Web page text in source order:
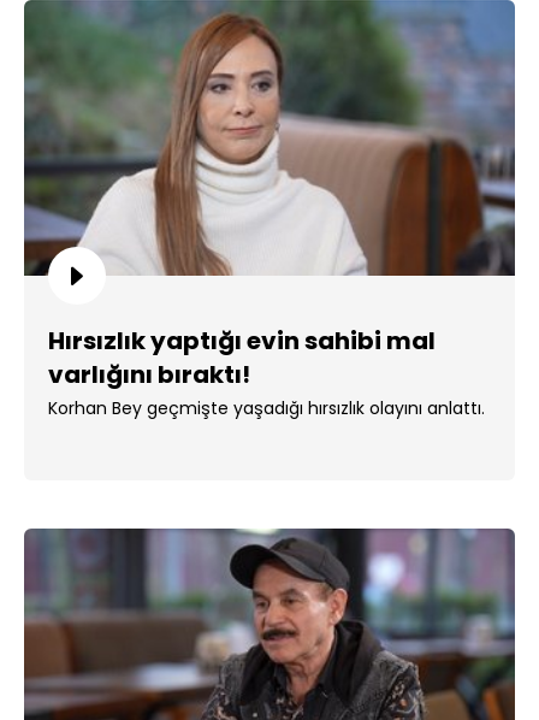
Hırsızlık yaptığı evin sahibi mal
varlığını bıraktı!
Korhan Bey geçmişte yaşadığı hırsızlık olayını anlattı.